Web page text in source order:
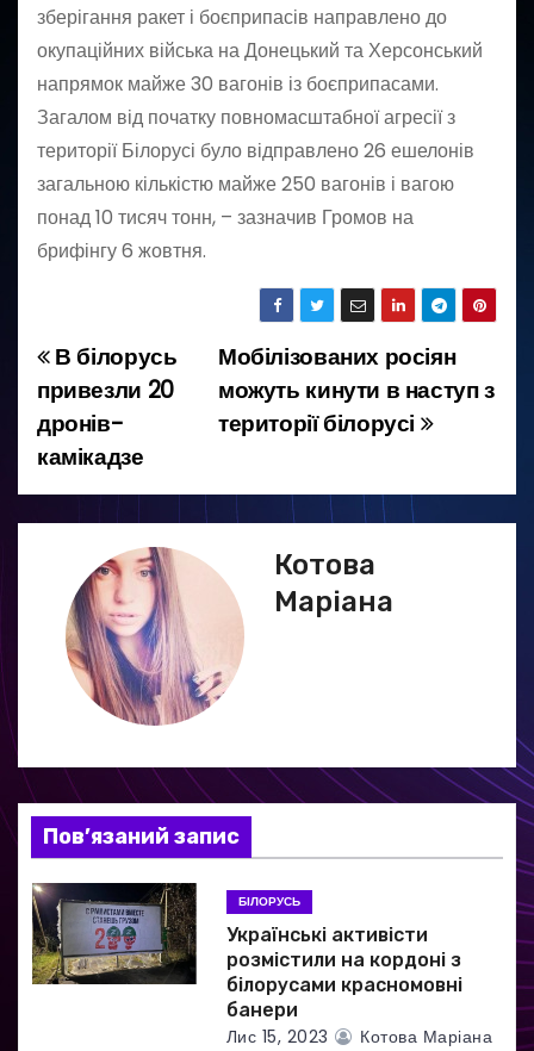
зберігання ракет і боєприпасів направлено до
окупаційних війська на Донецький та Херсонський
напрямок майже 30 вагонів із боєприпасами.
Загалом від початку повномасштабної агресії з
території Білорусі було відправлено 26 ешелонів
загальною кількістю майже 250 вагонів і вагою
понад 10 тисяч тонн, – зазначив Громов на
брифінгу 6 жовтня.
Н
а
в
і
я
з
а
п
и
Мобілізованих росіян
можуть кинути в наступ з
території білорусі
В білорусь
привезли 20
дронів-
камікадзе
Котова
Маріана
Пов’язаний запис
БІЛОРУСЬ
Українські активісти
розмістили на кордоні з
білорусами красномовні
банери
Лис 15, 2023 Котова Маріана